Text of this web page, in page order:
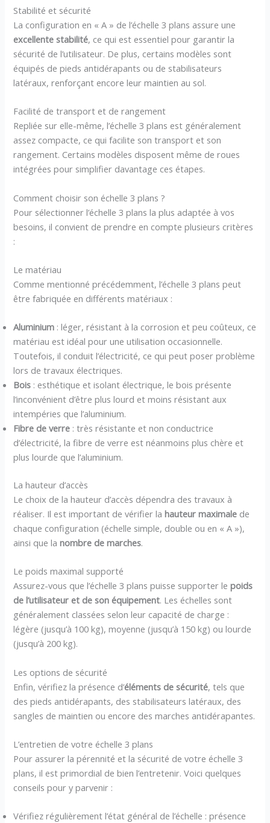
Stabilité et sécurité
La configuration en « A » de l’échelle 3 plans assure une
excellente stabilité, ce qui est essentiel pour garantir la
sécurité de l’utilisateur. De plus, certains modèles sont
équipés de pieds antidérapants ou de stabilisateurs
latéraux, renforçant encore leur maintien au sol.
Facilité de transport et de rangement
Repliée sur elle-même, l’échelle 3 plans est généralement
assez compacte, ce qui facilite son transport et son
rangement. Certains modèles disposent même de roues
intégrées pour simplifier davantage ces étapes.
Comment choisir son échelle 3 plans ?
Pour sélectionner l’échelle 3 plans la plus adaptée à vos
besoins, il convient de prendre en compte plusieurs critères
:
Le matériau
Comme mentionné précédemment, l’échelle 3 plans peut
être fabriquée en différents matériaux :
Aluminium : léger, résistant à la corrosion et peu coûteux, ce
matériau est idéal pour une utilisation occasionnelle.
Toutefois, il conduit l’électricité, ce qui peut poser problème
lors de travaux électriques.
Bois : esthétique et isolant électrique, le bois présente
l’inconvénient d’être plus lourd et moins résistant aux
intempéries que l’aluminium.
Fibre de verre : très résistante et non conductrice
d’électricité, la fibre de verre est néanmoins plus chère et
plus lourde que l’aluminium.
La hauteur d’accès
Le choix de la hauteur d’accès dépendra des travaux à
réaliser. Il est important de vérifier lahauteur maximale de
chaque configuration (échelle simple, double ou en « A »),
ainsi que lanombre de marches.
Le poids maximal supporté
Assurez-vous que l’échelle 3 plans puisse supporter lepoids
de l’utilisateur et de son équipement. Les échelles sont
généralement classées selon leur capacité de charge :
légère (jusqu’à 100 kg), moyenne (jusqu’à 150 kg) ou lourde
(jusqu’à 200 kg).
Les options de sécurité
Enfin, vérifiez la présence d’éléments de sécurité, tels que
des pieds antidérapants, des stabilisateurs latéraux, des
sangles de maintien ou encore des marches antidérapantes.
L’entretien de votre échelle 3 plans
Pour assurer la pérennité et la sécurité de votre échelle 3
plans, il est primordial de bien l’entretenir. Voici quelques
conseils pour y parvenir :
Vérifiez régulièrement l’état général de l’échelle : présence